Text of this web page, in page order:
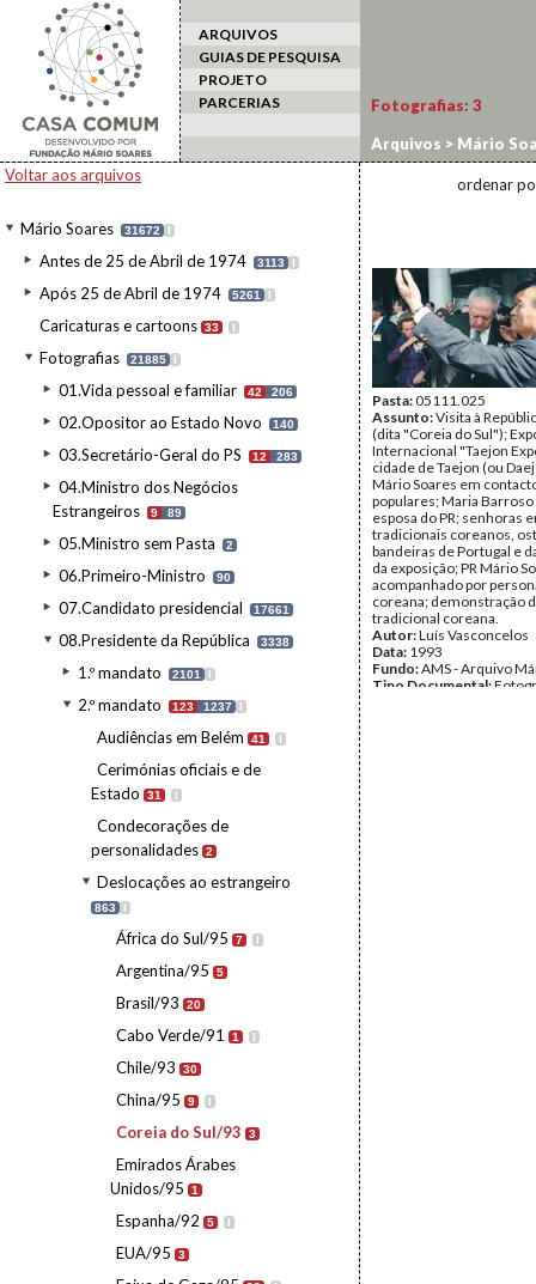
ARQUIVOS
GUIAS DE PESQUISA
PROJETO
PARCERIAS
Voltar aos arquivos
Mário Soares 31672 I
Antes de 25 de Abril de 1974 3113 I
Após 25 de Abril de 1974 5261 I
Caricaturas e cartoons 33 I
Fotografias 21885 I
01.Vida pessoal e familiar 42 206
02.Opositor ao Estado Novo 140
03.Secretário-Geral do PS 12 283
04.Ministro dos Negócios
Estrangeiros
9 89
05.Ministro sem Pasta 2
06.Primeiro-Ministro 90
07.Candidato presidencial 17661
08.Presidente da República 3338
1.º mandato 2101 I
2.º mandato 123 1237 I
Audiências em Belém 41 I
Cerimónias oficiais e de
Estado
31 I
Condecorações de
personalidades 2
Deslocações ao estrangeiro
863 I
África do Sul/95 7 I
Argentina/95 5
Brasil/93 20
Cabo Verde/91 1 I
Chile/93 30
China/95 9 I
Coreia do Sul/93 3
Emirados Árabes
Unidos/95
1
Espanha/92 5 I
EUA/95 3
Fotografias: 3
Arquivos > Mário
estrangeiro>Coreia
ordenar
Pasta:05111.025
Assunto:Visita à
(dita "Coreia do Sul");
Internacional "Taejon
cidade de Taejon (ou
Mário Soares em
populares; Maria Barroso
esposa do PR; senhoras
tradicionais coreanos,
bandeiras de Portugal e
da exposição; PR Mário
acompanhado por
coreana; demonstração
tradicional coreana.
Autor:Luís Vasconcelos
Data: 1993
Fundo:AMS - Arquivo
Tipo Documental: